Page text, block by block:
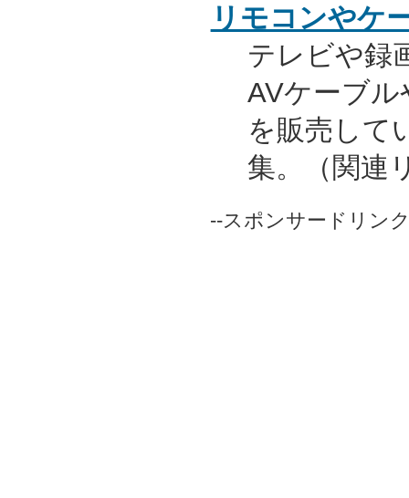
リモコンやケ
テレビや録
AVケーブ
を販売して
集。（関連
--スポンサードリン